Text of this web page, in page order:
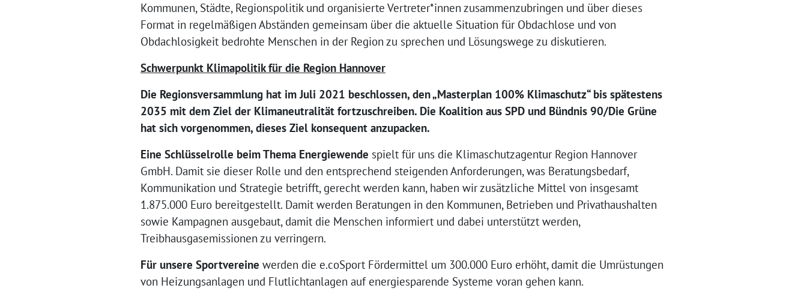
Kommunen, Städte, Regionspolitik und organisierte Vertreter*innen zusammenzubringen und über dieses
Format in regelmäßigen Abständen gemeinsam über die aktuelle Situation für Obdachlose und von
Obdachlosigkeit bedrohte Menschen in der Region zu sprechen und Lösungswege zu diskutieren.
Schwerpunkt Klimapolitik für die Region Hannover
Die Regionsversammlung hat im Juli 2021 beschlossen, den „Masterplan 100% Klimaschutz“ bis spätestens
2035 mit dem Ziel der Klimaneutralität fortzuschreiben. Die Koalition aus SPD und Bündnis 90/Die Grüne
hat sich vorgenommen, dieses Ziel konsequent anzupacken.
Eine Schlüsselrolle beim Thema Energiewende spielt für uns die Klimaschutzagentur Region Hannover
GmbH. Damit sie dieser Rolle und den entsprechend steigenden Anforderungen, was Beratungsbedarf,
Kommunikation und Strategie betrifft, gerecht werden kann, haben wir zusätzliche Mittel von insgesamt
1.875.000 Euro bereitgestellt. Damit werden Beratungen in den Kommunen, Betrieben und Privathaushalten
sowie Kampagnen ausgebaut, damit die Menschen informiert und dabei unterstützt werden,
Treibhausgasemissionen zu verringern.
Für unsere Sportvereine werden die e.coSport Fördermittel um 300.000 Euro erhöht, damit die Umrüstungen
von Heizungsanlagen und Flutlichtanlagen auf energiesparende Systeme voran gehen kann.